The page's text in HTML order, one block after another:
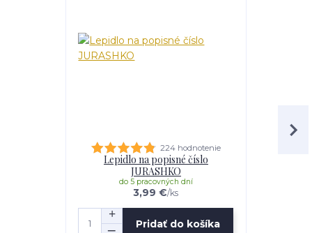
224 hodnotenie
Lepidlo na popisné číslo
JURASHKO
3,99 €/ks
do 5 pracovných dní
Pridať do košíka